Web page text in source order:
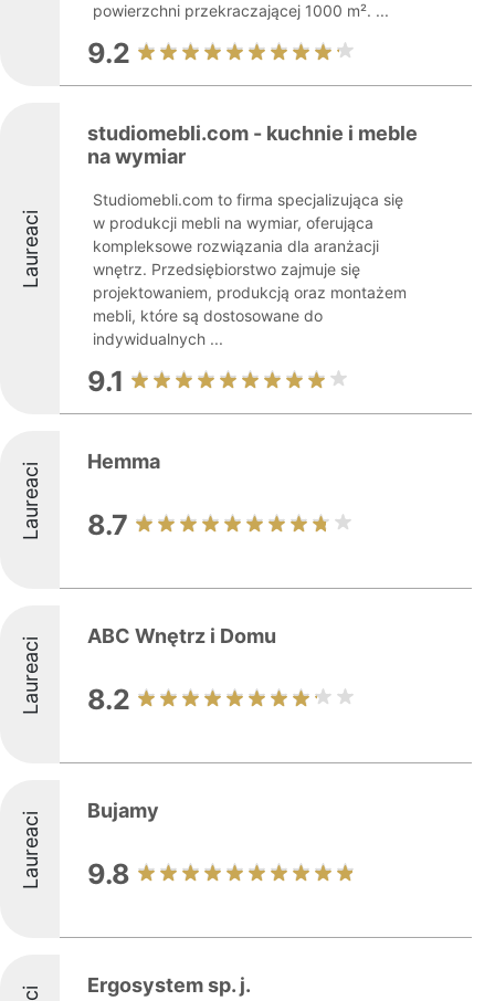
powierzchni przekraczającej 1000 m². ...
9.2
Laureaci
studiomebli.com - kuchnie i meble
na wymiar
Studiomebli.com to firma specjalizująca się
w produkcji mebli na wymiar, oferująca
kompleksowe rozwiązania dla aranżacji
wnętrz. Przedsiębiorstwo zajmuje się
projektowaniem, produkcją oraz montażem
mebli, które są dostosowane do
indywidualnych ...
9.1
Laureaci Hemma
8.7
Laureaci ABC Wnętrz i Domu
8.2
Laureaci Bujamy
9.8
Ergosystem sp. j.